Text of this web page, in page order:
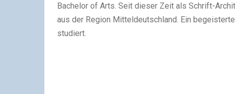
Bachelor of Arts. Seit dieser Zeit als Schrift-
aus der Region Mitteldeutschland. Ein
studiert.